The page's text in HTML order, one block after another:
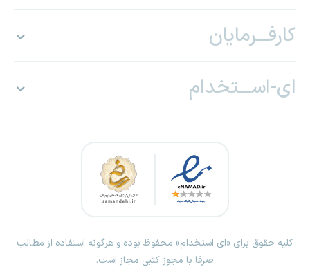
کارفـــرمایان
ای-اســـتخدام
کلیه حقوق برای «ای استخدام» محفوظ بوده و هرگونه استفاده از مطالب
صرفا با مجوز کتبی مجاز است.